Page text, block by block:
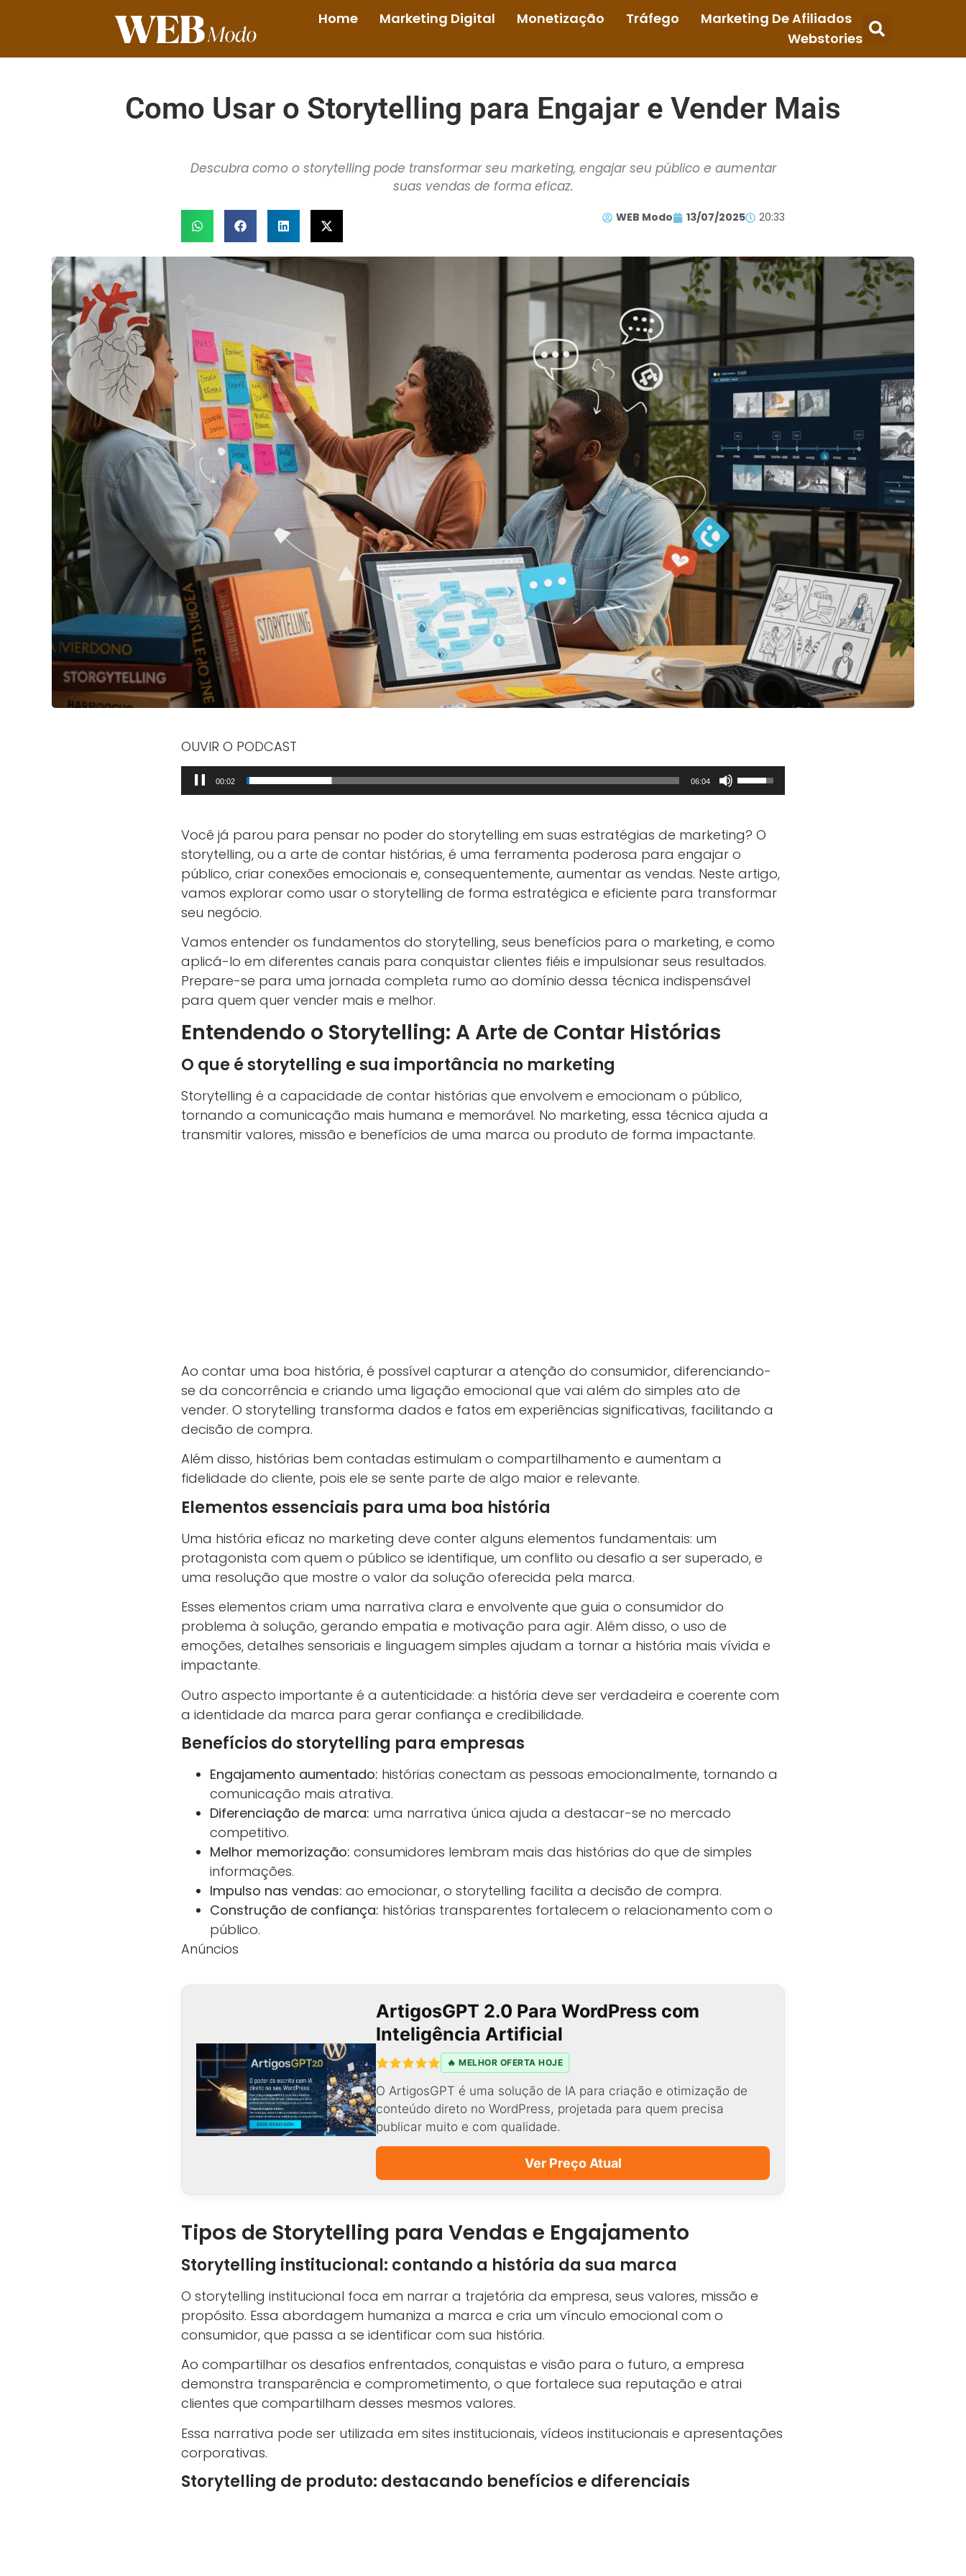
Home Marketing Digital Monetização Tráfego
Marketing De Afiliados
Webstories
Como Usar o Storytelling para Engajar e Vender Mais
Descubra como o storytelling pode transformar seu marketing, engajar seu público e aumentar
suas vendas de forma eficaz.
WEB Modo 13/07/2025 20:33
OUVIR O PODCAST
Tocador
de
00:03 06:04
Use
as
para
cima
ou
para
aumentar
ou
diminuir
Você já parou para pensar no poder do storytelling em suas estratégias de marketing? O
storytelling, ou a arte de contar histórias, é uma ferramenta poderosa para engajar o
público, criar conexões emocionais e, consequentemente, aumentar as vendas. Neste artigo,
vamos explorar como usar o storytelling de forma estratégica e eficiente para transformar
seu negócio.
Vamos entender os fundamentos do storytelling, seus benefícios para o marketing, e como
aplicá-lo em diferentes canais para conquistar clientes fiéis e impulsionar seus resultados.
Prepare-se para uma jornada completa rumo ao domínio dessa técnica indispensável
para quem quer vender mais e melhor.
Entendendo o Storytelling: A Arte de Contar Histórias
O que é storytelling e sua importância no marketing
Storytelling é a capacidade de contar histórias que envolvem e emocionam o público,
tornando a comunicação mais humana e memorável. No marketing, essa técnica ajuda a
transmitir valores, missão e benefícios de uma marca ou produto de forma impactante.
Ao contar uma boa história, é possível capturar a atenção do consumidor, diferenciando-
se da concorrência e criando uma ligação emocional que vai além do simples ato de
vender. O storytelling transforma dados e fatos em experiências significativas, facilitando a
decisão de compra.
Além disso, histórias bem contadas estimulam o compartilhamento e aumentam a
fidelidade do cliente, pois ele se sente parte de algo maior e relevante.
Elementos essenciais para uma boa história
Uma história eficaz no marketing deve conter alguns elementos fundamentais: um
protagonista com quem o público se identifique, um conflito ou desafio a ser superado, e
uma resolução que mostre o valor da solução oferecida pela marca.
Esses elementos criam uma narrativa clara e envolvente que guia o consumidor do
problema à solução, gerando empatia e motivação para agir. Além disso, o uso de
emoções, detalhes sensoriais e linguagem simples ajudam a tornar a história mais vívida e
impactante.
Outro aspecto importante é a autenticidade: a história deve ser verdadeira e coerente com
a identidade da marca para gerar confiança e credibilidade.
Benefícios do storytelling para empresas
Engajamento aumentado: histórias conectam as pessoas emocionalmente, tornando a
comunicação mais atrativa.
Diferenciação de marca: uma narrativa única ajuda a destacar-se no mercado
competitivo.
Melhor memorização: consumidores lembram mais das histórias do que de simples
informações.
Impulso nas vendas: ao emocionar, o storytelling facilita a decisão de compra.
Construção de confiança: histórias transparentes fortalecem o relacionamento com o
público.
Anúncios
ArtigosGPT 2.0 Para WordPress com
Inteligência Artificial
🔥 MELHOR OFERTA HOJE
O ArtigosGPT é uma solução de IA para criação e otimização de
conteúdo direto no WordPress, projetada para quem precisa
publicar muito e com qualidade.
Ver Preço Atual
Tipos de Storytelling para Vendas e Engajamento
Storytelling institucional: contando a história da sua marca
O storytelling institucional foca em narrar a trajetória da empresa, seus valores, missão e
propósito. Essa abordagem humaniza a marca e cria um vínculo emocional com o
consumidor, que passa a se identificar com sua história.
Ao compartilhar os desafios enfrentados, conquistas e visão para o futuro, a empresa
demonstra transparência e comprometimento, o que fortalece sua reputação e atrai
clientes que compartilham desses mesmos valores.
Essa narrativa pode ser utilizada em sites institucionais, vídeos institucionais e apresentações
corporativas.
Storytelling de produto: destacando benefícios e diferenciais